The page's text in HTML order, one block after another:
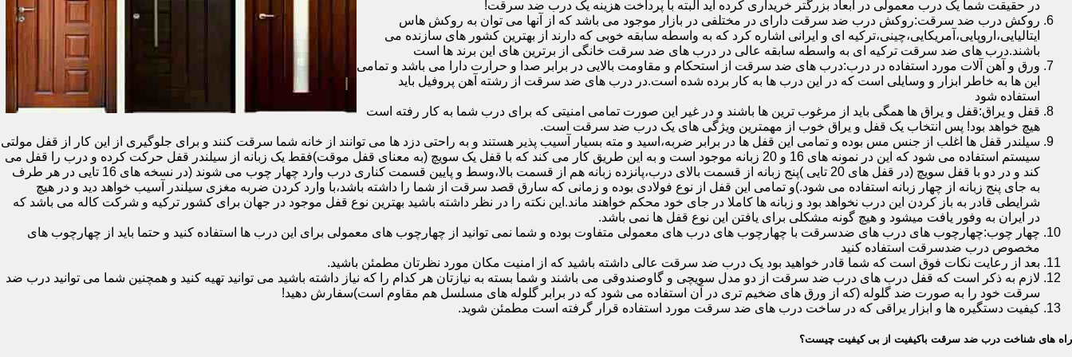
در حقیقت شما یک درب معمولی در ابعاد بزرگتر خریداری کرده اید البته با پرداخت هزینه یک درب ضد سرقت!
روکش درب ضد سرقت:روکش درب ضد سرقت دارای در مختلفی در بازار موجود می باشد که از آنها می توان به روکش هاس
ایتالیایی،اروپایی،آمریکایی،چینی،ترکیه ای و ایرانی اشاره کرد که به واسطه سابقه خوبی که دارند از بهترین کشور های سازنده می
باشند.درب های ضد سرقت ترکیه ای به واسطه سابقه عالی در درب های ضد سرقت خانگی از برترین های این برند ها است
ورق و آهن آلات مورد استفاده در درب:درب های ضد سرقت از استحکام و مقاومت بالایی در برابر صدا و حرارت دارا می باشد و تمامی
این ها به خاطر ابزار و وسایلی است که در این درب ها به کار برده شده است.در درب های ضد سرقت از رشته آهن پروفیل باید
استفاده شود
قفل و یراق:قفل و یراق ها همگی باید از مرغوب ترین ها باشند و در غیر این صورت تمامی امنیتی که برای درب شما به کار رفته است
هیچ خواهد بود! پس انتخاب یک قفل و یراق خوب از مهمترین ویژگی های یک درب ضد سرقت است.
سیلندر قفل ها اغلب از جنس مس بوده و تمامی این قفل ها در برابر ضربه،اسید و مته بسیار آسیب پذیر هستند و به راحتی دزد ها می توانند از خانه شما سرقت کنند و برای جلوگیری از این کار از قفل مولتی
سیستم استفاده می شود که این در نمونه های 16 و 20 زبانه موجود است و به این طریق کار می کند که با قفل یک سویچ (به معنای قفل موقت)فقط یک زبانه از سیلندر قفل حرکت کرده و درب را قفل می
کند و در دو با قفل سویچ (در قفل های 20 تایی )پنج زبانه از قسمت بالای درب،پانزده زبانه هم از قسمت بالا،وسط و پایین قسمت کناری درب وارد چهار چوب می شوند (در نسخه های 16 تایی در هر طرف
به جای پنج زبانه از چهار زبانه استفاده می شود.)و تمامی این قفل از نوع فولادی بوده و زمانی که سارق قصد سرقت از شما را داشته باشد،با وارد کردن ضربه مغزی سیلندر آسیب خواهد دید و در هیچ
شرایطی قادر به باز کردن این درب نخواهد بود و زبانه ها کاملا در جای خود محکم خواهند ماند.این نکته را در نظر داشته باشید بهترین نوع قفل موجود در جهان برای کشور ترکیه و شرکت کاله می باشد که
در ایران به وفور یافت میشود و هیچ گونه مشکلی برای یافتن این نوع قفل ها نمی باشد.
چهار چوب:چهارچوب های درب های ضدسرقت با چهارچوب های درب های معمولی متفاوت بوده و شما نمی توانید از چهارچوب های معمولی برای این درب ها استفاده کنید و حتما باید از چهارچوب های
مخصوص درب ضدسرقت استفاده کنید
بعد از رعایت نکات فوق است که شما قادر خواهید بود یک درب ضد سرقت عالی داشته باشید که از امنیت مکان مورد نظرتان مطمئن باشید.
لازم به ذکر است که قفل درب های درب ضد سرقت از دو مدل سویچی و گاوصندوقی می باشند و شما بسته به نیازتان هر کدام را که نیاز داشته باشید می توانید تهیه کنید و همچنین شما می توانید درب ضد
سرقت خود را به صورت ضد گلوله (که از ورق های ضخیم تری در آن استفاده می شود که در برابر گلوله های مسلسل هم مقاوم است)سفارش دهید!
کیفیت دستگیره ها و ابزار یراقی که در ساخت درب های ضد سرقت مورد استفاده قرار گرفته است مطمئن شوید.
راه های شناخت درب ضد سرقت باکیفیت از بی کیفیت چیست؟